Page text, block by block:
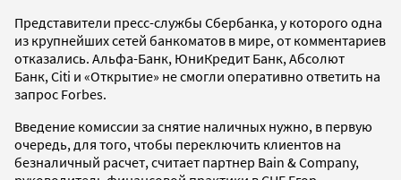
Представители пресс-службы Сбербанка, у которого одна
из крупнейших сетей банкоматов в мире, от комментариев
отказались. Альфа-Банк, ЮниКредит Банк, Абсолют
Банк, Citi и «Открытие» не смогли оперативно ответить на
запрос Forbes.
Введение комиссии за снятие наличных нужно, в первую
очередь, для того, чтобы переключить клиентов на
безналичный расчет, считает партнер Bain & Company,